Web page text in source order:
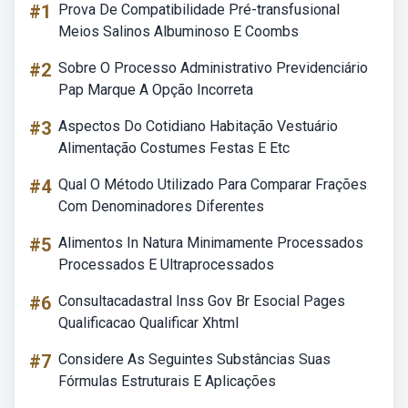
#1
Prova De Compatibilidade Pré-transfusional
Meios Salinos Albuminoso E Coombs
#2 Sobre O Processo Administrativo Previdenciário
Pap Marque A Opção Incorreta
#3 Aspectos Do Cotidiano Habitação Vestuário
Alimentação Costumes Festas E Etc
#4 Qual O Método Utilizado Para Comparar Frações
Com Denominadores Diferentes
#5 Alimentos In Natura Minimamente Processados
Processados E Ultraprocessados
#6 Consultacadastral Inss Gov Br Esocial Pages
Qualificacao Qualificar Xhtml
#7 Considere As Seguintes Substâncias Suas
Fórmulas Estruturais E Aplicações